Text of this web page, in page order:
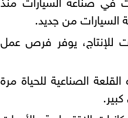
السيارات من جديد.
للإنتاج، يوفر فرص عمل
الصناعية للحياة مرة